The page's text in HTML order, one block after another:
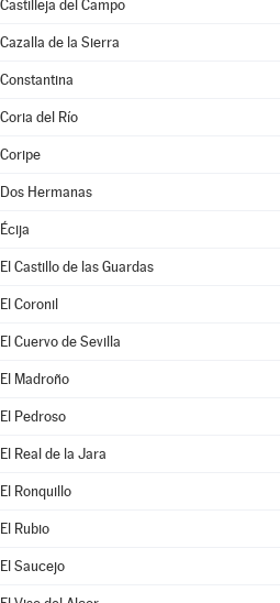
Castilleja del Campo
Cazalla de la Sierra
Constantina
Coria del Río
Coripe
Dos Hermanas
Écija
El Castillo de las Guardas
El Coronil
El Cuervo de Sevilla
El Madroño
El Pedroso
El Real de la Jara
El Ronquillo
El Rubio
El Saucejo